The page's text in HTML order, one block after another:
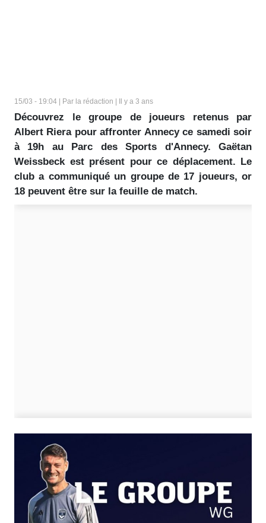
15/03 - 19:04 | Par la rédaction | Il y a 3 ans
Découvrez le groupe de joueurs retenus par
Albert Riera pour affronter Annecy ce samedi soir
à 19h au Parc des Sports d'Annecy. Gaëtan
Weissbeck est présent pour ce déplacement. Le
club a communiqué un groupe de 17 joueurs, or
18 peuvent être sur la feuille de match.